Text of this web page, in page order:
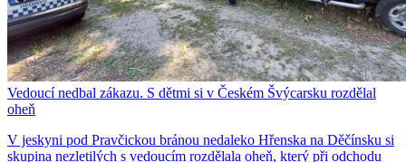
Vedoucí nedbal zákazu. S dětmi si v Českém Švýcarsku rozdělal
oheň
V jeskyni pod Pravčickou bránou nedaleko Hřenska na Děčínsku si
skupina nezletilých s vedoucím rozdělala oheň, který při odchodu